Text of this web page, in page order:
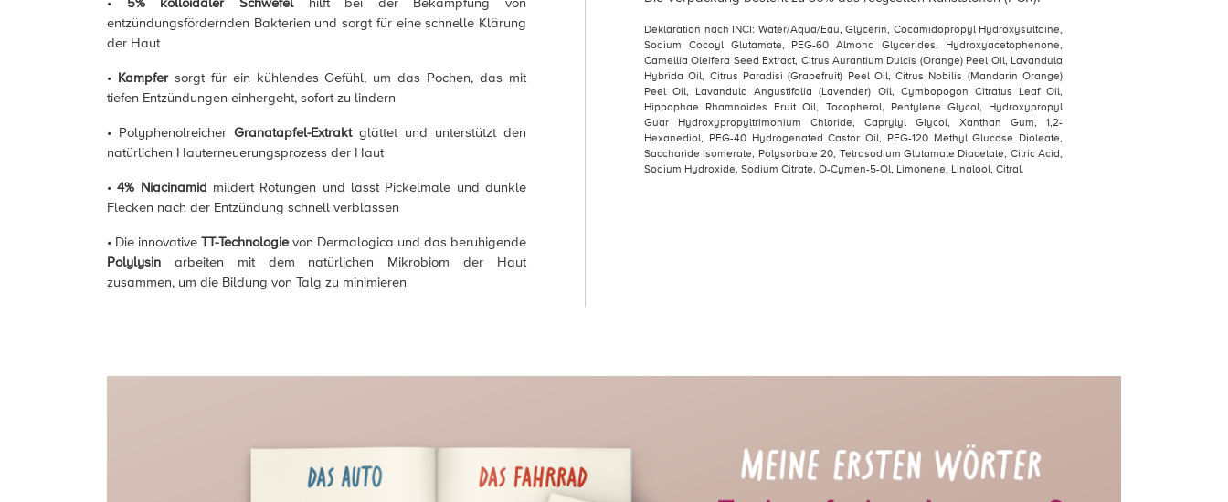
entzündungsfördernden Bakterien und sorgt für eine schnelle Klärung
der Haut
• Kampfersorgt für ein kühlendes Gefühl, um das Pochen, das mit
tiefen Entzündungen einhergeht, sofort zu lindern
• Polyphenolreicher Granatapfel-Extraktglättet und unterstützt den
natürlichen Hauterneuerungsprozess der Haut
•4% Niacinamid mildert Rötungen und lässt Pickelmale und dunkle
Flecken nach der Entzündung schnell verblassen
• Die innovative TT-Technologievon Dermalogica und das beruhigende
Polylysin arbeiten mit dem natürlichen Mikrobiom der Haut
zusammen, um die Bildung von Talg zu minimieren
Deklaration nach INCI: Water/Aqua/Eau, Glycerin, Cocamidopropyl Hydroxysultaine,
Sodium Cocoyl Glutamate, PEG-60 Almond Glycerides, Hydroxyacetophenone,
Camellia Oleifera Seed Extract, Citrus Aurantium Dulcis (Orange) Peel Oil, Lavandula
Hybrida Oil, Citrus Paradisi (Grapefruit) Peel Oil, Citrus Nobilis (Mandarin Orange)
Peel Oil, Lavandula Angustifolia (Lavender) Oil, Cymbopogon Citratus Leaf Oil,
Hippophae Rhamnoides Fruit Oil, Tocopherol, Pentylene Glycol, Hydroxypropyl
Guar Hydroxypropyltrimonium Chloride, Caprylyl Glycol, Xanthan Gum, 1,2-
Hexanediol, PEG-40 Hydrogenated Castor Oil, PEG-120 Methyl Glucose Dioleate,
Saccharide Isomerate, Polysorbate 20, Tetrasodium Glutamate Diacetate, Citric Acid,
Sodium Hydroxide, Sodium Citrate, O-Cymen-5-Ol, Limonene, Linalool, Citral.